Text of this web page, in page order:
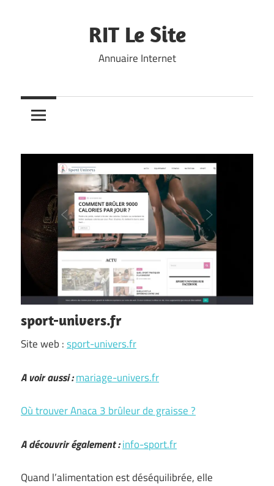
RIT Le Site
Annuaire Internet
sport-univers.fr
Site web :sport-univers.fr
A voir aussi :mariage-univers.fr
Où trouver Anaca 3 brûleur de graisse ?
A découvrir également :info-sport.fr
Quand l’alimentation est déséquilibrée, elle